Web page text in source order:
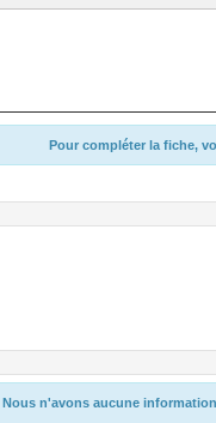
Pour compléter la fiche,
Nous n'avons aucune